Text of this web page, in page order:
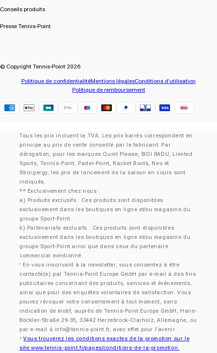
Conseils produits
Presse Tennis-Point
© Copyright Tennis-Point 2026
Politique de confidentialitéMentions légalesConditions d’utilisation
Politique de remboursement
Tous les prix incluent la TVA. Les prix barrés correspondent en
principe au prix de vente conseillé par le fabricant. Par
dérogation, pour les marques Quiet Please, BIDI BADU, Limited
Sports, Tennis-Point, Padel-Point, Racket Roots, Neo et
Stringergy, les prix de lancement de la saison en cours sont
indiqués.
** Exclusivement chez nous :
a) Produits exclusifs : Ces produits sont disponibles
exclusivement dans les boutiques en ligne et/ou magasins du
groupe Sport-Point.
b) Partenariats exclusifs : Ces produits sont disponibles
exclusivement dans les boutiques en ligne et/ou magasins du
groupe Sport-Point ainsi que dans ceux du partenaire
commercial mentionné.
¹ En vous inscrivant à la newsletter, vous consentez à être
contacté(e) par Tennis-Point Europe GmbH par e-mail à des fins
publicitaires concernant des produits, services et événements,
ainsi que pour des enquêtes volontaires de satisfaction. Vous
pouvez révoquer votre consentement à tout moment, sans
indication de motif, auprès de Tennis-Point Europe GmbH, Hans-
Böckler-Straße 29-35, 33442 Herzebrock-Clarholz, Allemagne, ou
par e-mail à info@tennis-point.fr, avec effet pour l’avenir.
² Vous trouverez les conditions exactes de la promotion sur le
site www.tennis-point.fr/pages/conditions-de-la-promotion.